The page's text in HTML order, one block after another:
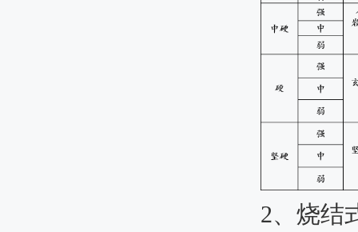
2、烧结